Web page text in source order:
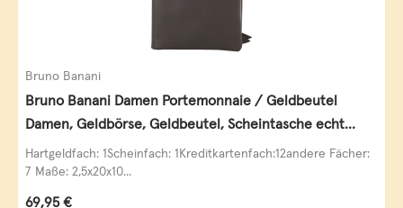
Bruno Banani
Bruno Banani Damen Portemonnaie / Geldbeutel
Damen, Geldbörse, Geldbeutel, Scheintasche echt
Leder
Hartgeldfach: 1Scheinfach: 1Kreditkartenfach:12andere Fächer:
7 Maße: 2,5x20x10...
Regulärer Preis:
69,95 €